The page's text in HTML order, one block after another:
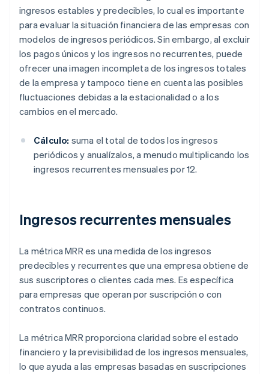
ingresos estables y predecibles, lo cual es importante
para evaluar la situación financiera de las empresas con
modelos de ingresos periódicos. Sin embargo, al excluir
los pagos únicos y los ingresos no recurrentes, puede
ofrecer una imagen incompleta de los ingresos totales
de la empresa y tampoco tiene en cuenta las posibles
fluctuaciones debidas a la estacionalidad o a los
cambios en el mercado.
Cálculo: suma el total de todos los ingresos
periódicos y anualízalos, a menudo multiplicando los
ingresos recurrentes mensuales por 12.
Ingresos recurrentes mensuales
La métrica MRR es una medida de los ingresos
predecibles y recurrentes que una empresa obtiene de
sus suscriptores o clientes cada mes. Es específica
para empresas que operan por suscripción o con
contratos continuos.
La métrica MRR proporciona claridad sobre el estado
financiero y la previsibilidad de los ingresos mensuales,
lo que ayuda a las empresas basadas en suscripciones